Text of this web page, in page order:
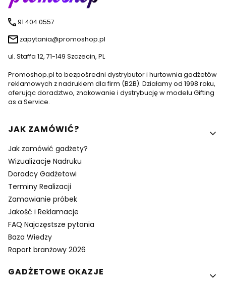
91 404 0557
zapytania@promoshop.pl
ul. Staffa 12, 71-149 Szczecin, PL
Promoshop.pl to bezpośredni dystrybutor i hurtownia gadżetów
reklamowych z nadrukiem dla firm (B2B). Działamy od 1998 roku,
oferując doradztwo, znakowanie i dystrybucję w modelu Gifting
as a Service.
Linki w stopce
JAK ZAMÓWIĆ?
Jak zamówić gadżety?
Wizualizacje Nadruku
Doradcy Gadżetowi
Terminy Realizacji
Zamawianie próbek
Jakość i Reklamacje
FAQ Najczęstsze pytania
Baza Wiedzy
Raport branżowy 2026
GADŻETOWE OKAZJE